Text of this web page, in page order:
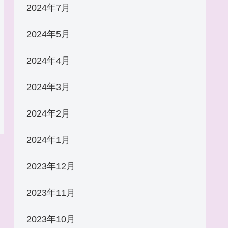
2024年7月
2024年5月
2024年4月
2024年3月
2024年2月
2024年1月
2023年12月
2023年11月
2023年10月